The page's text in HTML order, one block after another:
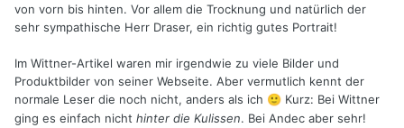
von vorn bis hinten. Vor allem die Trocknung und natürlich der
sehr sympathische Herr Draser, ein richtig gutes Portrait!
Im Wittner-Artikel waren mir irgendwie zu viele Bilder und
Produktbilder von seiner Webseite. Aber vermutlich kennt der
normale Leser die noch nicht, anders als ich 🙂 Kurz: Bei Wittner
ging es einfach nicht hinter die Kulissen. Bei Andec aber sehr!